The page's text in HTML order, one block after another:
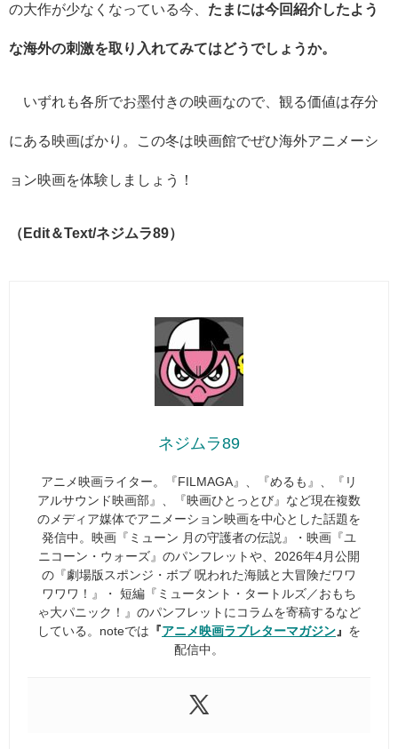
の大作が少なくなっている今、 たまには今回紹介したよう
な海外の刺激を取り入れてみてはどうでしょうか。
いずれも各所でお墨付きの映画なので、観る価値は存分
にある映画ばかり。この冬は映画館でぜひ海外アニメーシ
ョン映画を体験しましょう！
（Edit＆Text/ネジムラ89）
ネジムラ89
アニメ映画ライター。『FILMAGA』、『めるも』、『リ
アルサウンド映画部』、『映画ひとっとび』など現在複数
のメディア媒体でアニメーション映画を中心とした話題を
発信中。映画『ミューン 月の守護者の伝説』・映画『ユ
ニコーン・ウォーズ』のパンフレットや、2026年4月公開
の『劇場版スポンジ・ボブ 呪われた海賊と大冒険だワワ
ワワワ！』・ 短編『ミュータント・タートルズ／おもち
ゃ大パニック！』のパンフレットにコラムを寄稿するなど
している。noteでは 『アニメ映画ラブレターマガジン 』 を
配信中。